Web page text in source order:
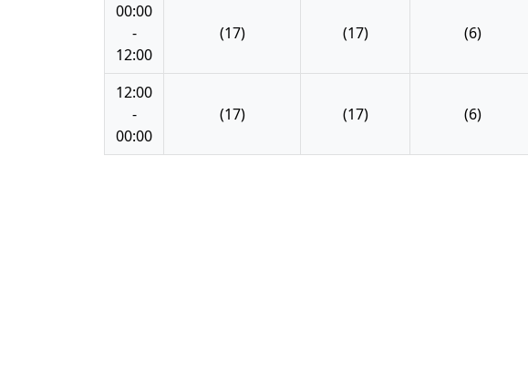
00:00
-
12:00
(17) (17) (6)
12:00
-
00:00
(17) (17) (6)